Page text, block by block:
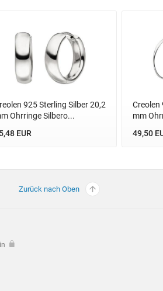
925 Sterling Silber 20,2
Ohrringe Silbero...
EUR
Creolen
mm
49,50
Zurück nach Oben